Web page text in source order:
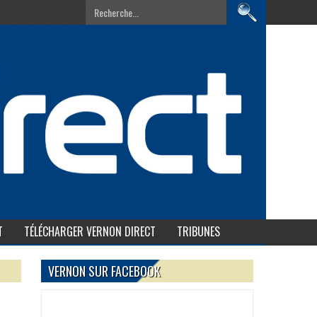
TÉLÉCHARGER VERNON DIRECT TRIBUNES
VERNON SUR FACEBOOK